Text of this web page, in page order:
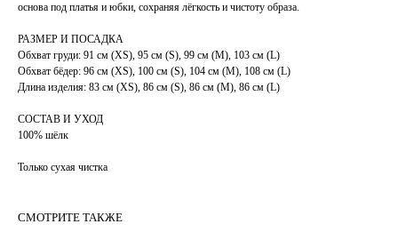
основа под платья и юбки, сохраняя лёгкость и чистоту образа.
РАЗМЕР И ПОСАДКА
Обхват груди: 91 см (XS), 95 см (S), 99 см (М), 103 см (L)
Обхват бёдер: 96 см (XS), 100 см (S), 104 см (М), 108 см (L)
Длина изделия: 83 см (XS), 86 см (S), 86 см (М), 86 см (L)
СОСТАВ И УХОД
100% шёлк
Только сухая чистка
СМОТРИТЕ ТАКЖЕ